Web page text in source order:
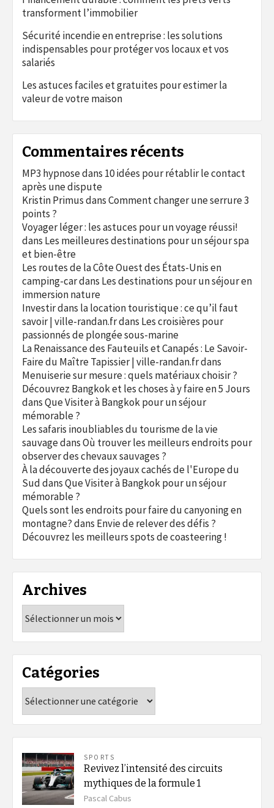
transforment l’immobilier
Sécurité incendie en entreprise : les solutions
indispensables pour protéger vos locaux et vos
salariés
Les astuces faciles et gratuites pour estimer la
valeur de votre maison
Commentaires récents
MP3 hypnosedans 10 idées pour rétablir le contact
après une dispute
Kristin PrimusdansComment changer une serrure 3
points ?
Voyager léger : les astuces pour un voyage réussi!
dans Les meilleures destinations pour un séjour spa
et bien-être
Les routes de la Côte Ouest des États-Unis en
camping-cardans Les destinations pour un séjour en
immersion nature
Investir dans la location touristique : ce qu’il faut
savoir | ville-randan.frdans Les croisières pour
passionnés de plongée sous-marine
La Renaissance des Fauteuils et Canapés : Le Savoir-
Faire du Maître Tapissier | ville-randan.frdans
Menuiserie sur mesure : quels matériaux choisir ?
Découvrez Bangkok et les choses à y faire en 5 Jours
dansQue Visiter à Bangkok pour un séjour
mémorable ?
Les safaris inoubliables du tourisme de la vie
sauvagedansOù trouver les meilleurs endroits pour
observer des chevaux sauvages ?
À la découverte des joyaux cachés de l'Europe du
SuddansQue Visiter à Bangkok pour un séjour
mémorable ?
Quels sont les endroits pour faire du canyoning en
montagne?dans Envie de relever des défis ?
Découvrez les meilleurs spots de coasteering !
Archives
Catégories
SPORTS
Revivez l’intensité des circuits
mythiques de la formule 1
Pascal Cabus